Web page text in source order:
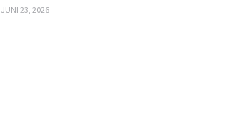
JUNI 23, 2026